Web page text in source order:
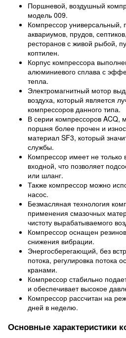
Поршневой, воздушный
модель 009.
Компрессор универсальный,
аквариумов, прудов,
ресторанов с живой рыбой,
коптилен.
Корпус компрессора
алюминиевого сплава с
тепла.
Электромагнитный мотор
воздуха, который является
компрессоров данного типа.
В серии компрессоров ACQ,
поршня более прочен и
материал SF3, который
службы.
Компрессор имеет не
входной, что позволяет
или шланг.
Также компрессор можно
насос.
Безмасляная технология
применения смазочных
чистоту вырабатываемого
Компрессор оснащен
снижения вибрации.
Энергосберегающий, без
потока, регулировка потока
кранами.
Компрессор стабильно
и обеспечивает высокое
Компрессор рассчитан на
дней в неделю.
Основные характеристики